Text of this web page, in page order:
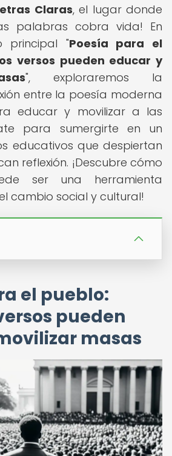
Claras, el lugar donde
palabras cobra vida! En
principal "Poesía para el
versos pueden educar y
", exploraremos la
entre la poesía moderna
educar y movilizar a las
para sumergirte en un
educativos que despiertan
reflexión. ¡Descubre cómo
ser una herramienta
cambio social y cultural!
el pueblo:
pueden
masas